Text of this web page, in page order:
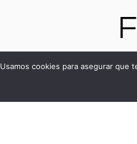
Usamos cookies para asegurar que